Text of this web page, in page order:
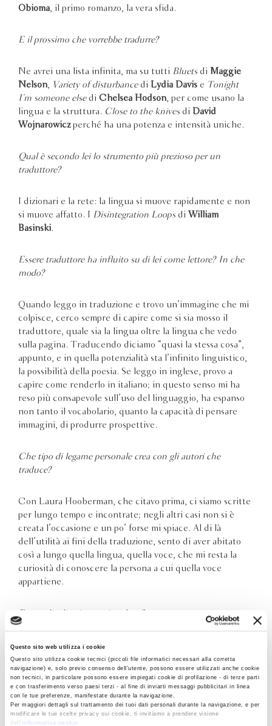
Questo sito web utilizza i cookie
Questo sito utilizza cookie tecnici (piccoli file informatici necessari alla corretta
navigazione) e, solo previo consenso dell’utente, possono essere utilizzati anche cookie
non tecnici, in particolare possono essere impiegati cookie di profilazione - di terze parti
e con trasferimento verso paesi terzi - al fine di inviarti messaggi pubblicitari in linea
con le tue preferenze, manifestate durante la navigazione.
Per maggiori dettagli sul trattamento dei tuoi dati personali durante la navigazione, e per
modificare le tue scelte privacy sui cookie, ti invitiamo a prendere visione
dell’
informativa cookie
Obioma , il primo romanzo, la vera sfida.
E il prossimo che vorrebbe tradurre?
Ne avrei una lista infinita, ma su tutti Bluetsdi Maggie
Nelson
Variety of disturbancedi Lydia Davis e Tonight
I’m someone elsedi Chelsea Hodson , per come usano la
lingua e la struttura. Close to the knivesdi
David
Wojnarowiczperché ha una potenza e intensità uniche.
Qual è secondo lei lo strumento più prezioso per un
traduttore?
I dizionari e la rete: la lingua si muove rapidamente e non
si muove affatto. I
Disintegration Loopsdi William
Basinski.
Essere traduttore ha influito su di lei come lettore? In che
modo?
Quando leggo in traduzione e trovo un’immagine che mi
colpisce, cerco sempre di capire come si sia mosso il
traduttore, quale sia la lingua oltre la lingua che vedo
sulla pagina. Traducendo diciamo “quasi la stessa cosa”,
appunto, e in quella potenzialità sta l’infinito linguistico,
la possibilità della poesia. Se leggo in inglese, provo a
capire come renderlo in italiano; in questo senso mi ha
reso più consapevole sull’uso del linguaggio, ha espanso
non tanto il vocabolario, quanto la capacità di pensare
immagini, di produrre prospettive.
Che tipo di legame personale crea con gli autori che
traduce?
Con Laura Hooberman, che citavo prima, ci siamo scritte
per lungo tempo e incontrate; negli altri casi non si è
creata l’occasione e un po’ forse mi spiace. Al di là
dell’utilità ai fini della traduzione, sento di aver abitato
così a lungo quella lingua, quella voce, che mi resta la
curiosità di conoscere la persona a cui quella voce
appartiene.
E con gli editori per cui traduce?
Tendo a essere molto autonoma nel lavoro, in generale,
ma il confronto con la redazione e i revisori è
fondamentale; forse la fase in cui imparo di più
Qual è il ricordo più bello della sua carriera?